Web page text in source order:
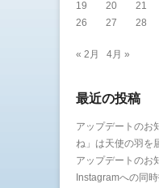
19
20 21
26
27 28
« 2月 4月 »
最近の投稿
アップデートのお
ね」は天使の羽を
アップデートのお
Instagramへの同